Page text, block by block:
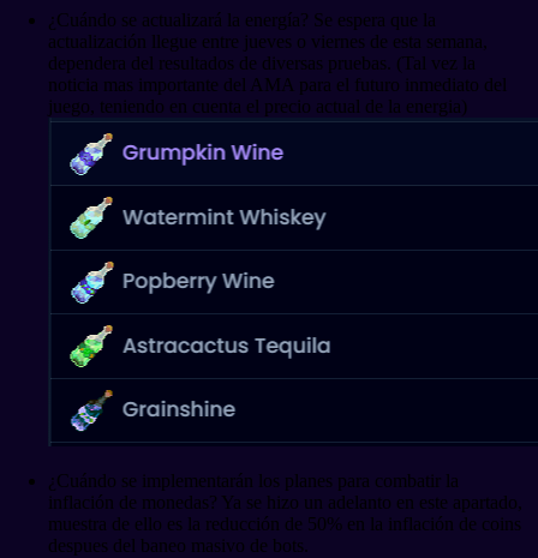
¿Cuándo se actualizará la energía? Se espera que la
actualización llegue entre jueves o viernes de esta semana,
dependera del resultados de diversas pruebas. (Tal vez la
noticia mas importante del AMA para el futuro inmediato del
juego, teniendo en cuenta el precio actual de la energia)
¿Cuándo se implementarán los planes para combatir la
inflación de monedas? Ya se hizo un adelanto en este apartado,
muestra de ello es la reducción de 50% en la inflación de coins
despues del baneo masivo de bots.